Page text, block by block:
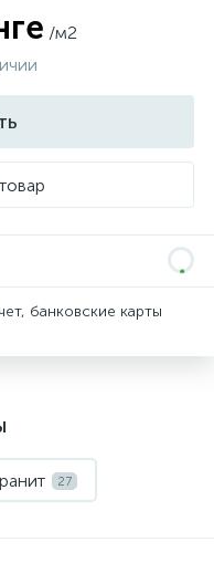
/м2
банковские карты
27